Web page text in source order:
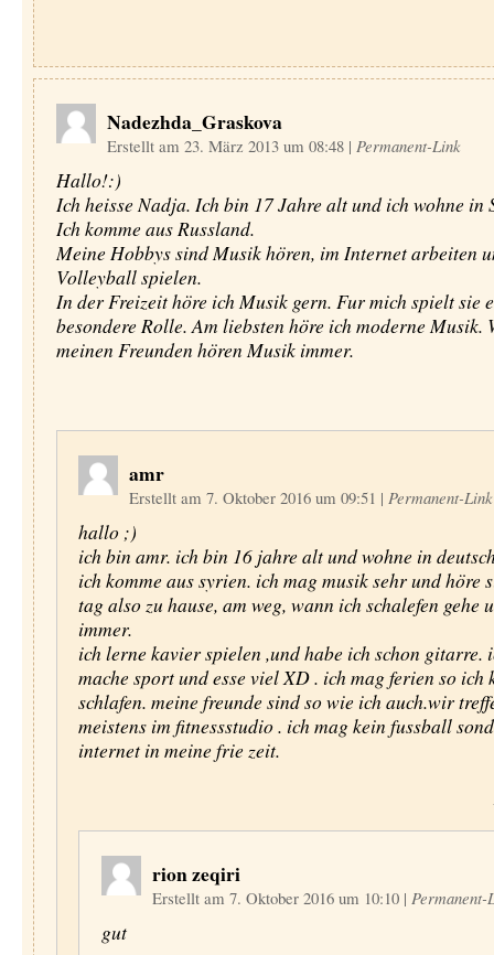
Nadezhda_Graskova
Erstellt am 23. März 2013 um 08:48 | Permanent-Link
Hallo!:)
Ich heisse Nadja. Ich bin 17 Jahre alt und ich wohne in
Ich komme aus Russland.
Meine Hobbys sind Musik hören, im Internet arbeiten
Volleyball spielen.
In der Freizeit höre ich Musik gern. Fur mich spielt sie
besondere Rolle. Am liebsten höre ich moderne Musik.
meinen Freunden hören Musik immer.
amr
Erstellt am 7. Oktober 2016 um 09:51 | Permanent-Link
hallo ;)
ich bin amr. ich bin 16 jahre alt und wohne in
ich komme aus syrien. ich mag musik sehr und höre
tag also zu hause, am weg, wann ich schalefen gehe
immer.
ich lerne kavier spielen ,und habe ich schon gitarre.
mache sport und esse viel XD . ich mag ferien so ich
schlafen. meine freunde sind so wie ich auch.wir
meistens im fitnessstudio . ich mag kein fussball
internet in meine frie zeit.
rion zeqiri
Erstellt am 7. Oktober 2016 um 10:10 | Permanent-
gut